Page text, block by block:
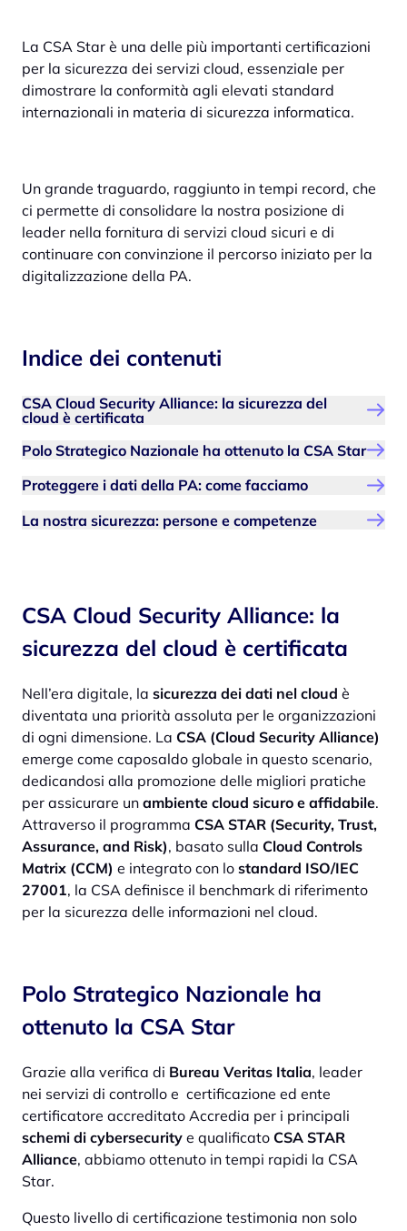
La CSA Star è una delle più importanti certificazioni
per la sicurezza dei servizi cloud, essenziale per
dimostrare la conformità agli elevati standard
internazionali in materia di sicurezza informatica.
Un grande traguardo, raggiunto in tempi record, che
ci permette di consolidare la nostra posizione di
leader nella fornitura di servizi cloud sicuri e di
continuare con convinzione il percorso iniziato per la
digitalizzazione della PA.
Indice dei contenuti
CSA Cloud Security Alliance: la sicurezza del
cloud è certificata
Polo Strategico Nazionale ha ottenuto la CSA Star
Proteggere i dati della PA: come facciamo
La nostra sicurezza: persone e competenze
CSA Cloud Security Alliance: la
sicurezza del cloud è certificata
Nell’era digitale, la sicurezza dei dati nel cloud è
diventata una priorità assoluta per le organizzazioni
di ogni dimensione. La CSA (Cloud Security Alliance)
emerge come caposaldo globale in questo scenario,
dedicandosi alla promozione delle migliori pratiche
per assicurare un ambiente cloud sicuro e affidabile.
Attraverso il programma CSA STAR (Security, Trust,
Assurance, and Risk), basato sulla Cloud Controls
Matrix (CCM) e integrato con lo standard ISO/IEC
27001, la CSA definisce il benchmark di riferimento
per la sicurezza delle informazioni nel cloud.
Polo Strategico Nazionale ha
ottenuto la CSA Star
Grazie alla verifica di Bureau Veritas Italia, leader
nei servizi di controllo e certificazione ed ente
certificatore accreditato Accredia per i principali
schemi di cybersecurity e qualificato CSA STAR
Alliance, abbiamo ottenuto in tempi rapidi la CSA
Star.
Questo livello di certificazione testimonia non solo